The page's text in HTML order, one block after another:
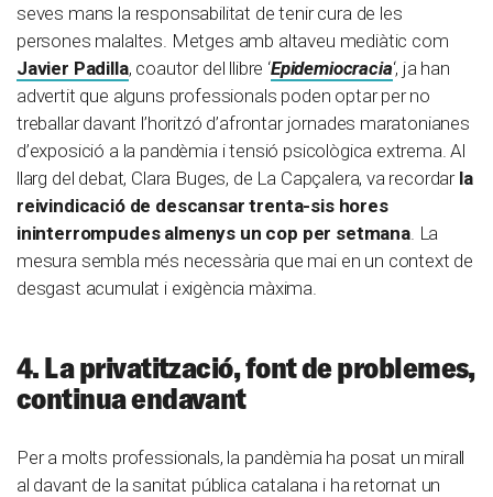
seves mans la responsabilitat de tenir cura de les
persones malaltes. Metges amb altaveu mediàtic com
Javier Padilla, coautor del llibre ‘Epidemiocracia‘, ja han
advertit que alguns professionals poden optar per no
treballar davant l’horitzó d’afrontar jornades maratonianes
d’exposició a la pandèmia i tensió psicològica extrema. Al
llarg del debat, Clara Buges, de La Capçalera, va recordar la
reivindicació de descansar trenta-sis hores
ininterrompudes almenys un cop per setmana. La
mesura sembla més necessària que mai en un context de
desgast acumulat i exigència màxima.
4. La privatització, font de problemes,
continua endavant
Per a molts professionals, la pandèmia ha posat un mirall
al davant de la sanitat pública catalana i ha retornat un